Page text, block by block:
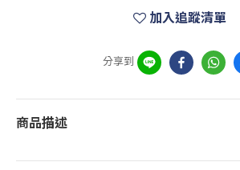
加入追蹤清單
分享到
商品描述